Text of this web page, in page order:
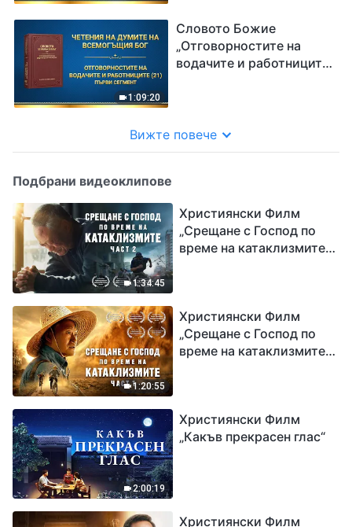
1:09:20
Словото Божие
„Отговорностите на
водачите и работниците
Вижте повече
Подбрани видеоклипове
1:34:45
Християнски Филм
„Срещане с Господ по
време на катаклизмите“
1:20:55
Християнски Филм
„Срещане с Господ по
време на катаклизмите“
2:00:19
Християнски Филм
„Какъв прекрасен глас“
Християнски Филм